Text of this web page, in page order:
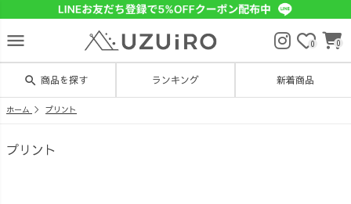
menu 0 0
search 商品を探す ランキング 新着商品
ホーム プリント
プリント